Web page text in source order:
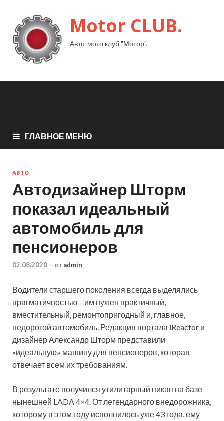
Motor CLUB.
Авто-мото клуб "Мотор".
ГЛАВНОЕ МЕНЮ
АВТО
Автодизайнер Шторм
показал идеальный
автомобиль для
пенсионеров
02.08.2020 - от admin
Водители старшего поколения всегда выделялись
прагматичностью – им нужен практичный,
вместительный, ремонтопригодный и, главное,
недорогой автомобиль. Редакция портала iReactor и
дизайнер Александр Шторм представили
«идеальную» машину для пенсионеров, которая
отвечает всем их требованиям.
В результате получился утилитарный пикап на базе
нынешней LADA 4×4. От легендарного внедорожника,
которому в этом году исполнилось уже 43 года, ему